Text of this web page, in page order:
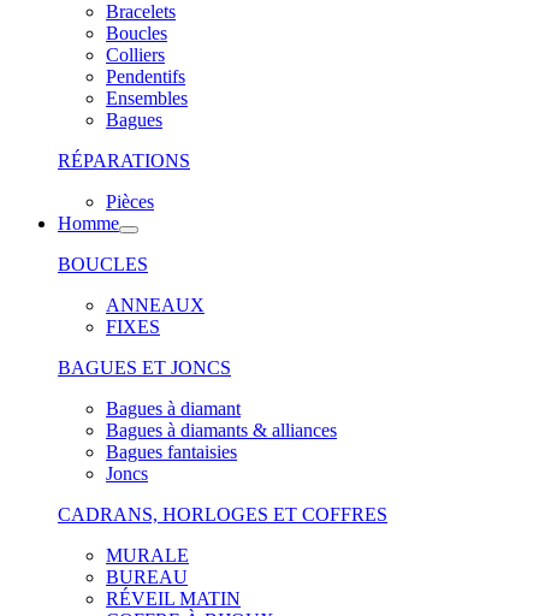
Bracelets
Boucles
Colliers
Pendentifs
Ensembles
Bagues
RÉPARATIONS
Pièces
Homme
BOUCLES
ANNEAUX
FIXES
BAGUES ET JONCS
Bagues à diamant
Bagues à diamants & alliances
Bagues fantaisies
Joncs
CADRANS, HORLOGES ET COFFRES
MURALE
BUREAU
RÉVEIL MATIN